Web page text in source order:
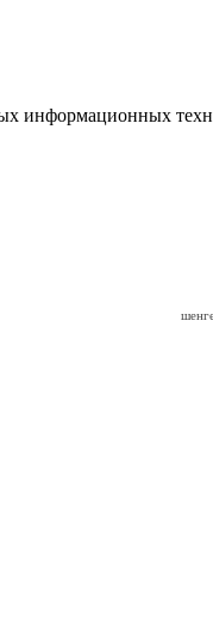
информационных